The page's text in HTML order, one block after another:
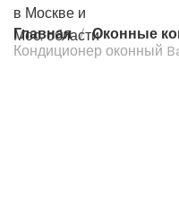
Главная
Оконные
Кондиционер оконный